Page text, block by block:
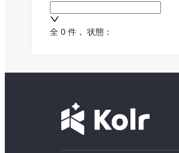
全 0 件 ， 状態：